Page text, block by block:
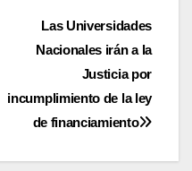
Las Universidades
Nacionales irán a la
Justicia por
incumplimiento de la ley
de financiamiento